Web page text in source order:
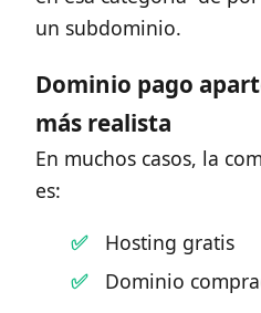
un subdominio.
Dominio pago
más realista
En muchos casos, la
es:
Hosting gratis
Dominio